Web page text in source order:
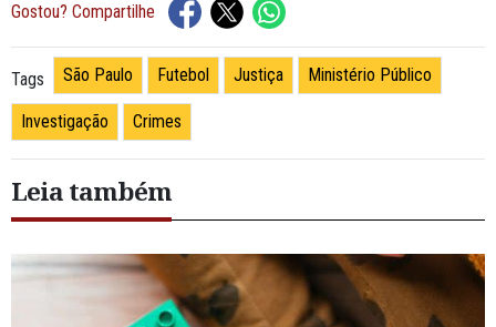
Gostou? Compartilhe
Tags São Paulo Futebol Justiça Ministério Público
Investigação Crimes
Leia também